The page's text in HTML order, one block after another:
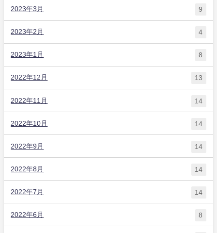
2023年3月 9
2023年2月 4
2023年1月 8
2022年12月 13
2022年11月 14
2022年10月 14
2022年9月 14
2022年8月 14
2022年7月 14
2022年6月 8